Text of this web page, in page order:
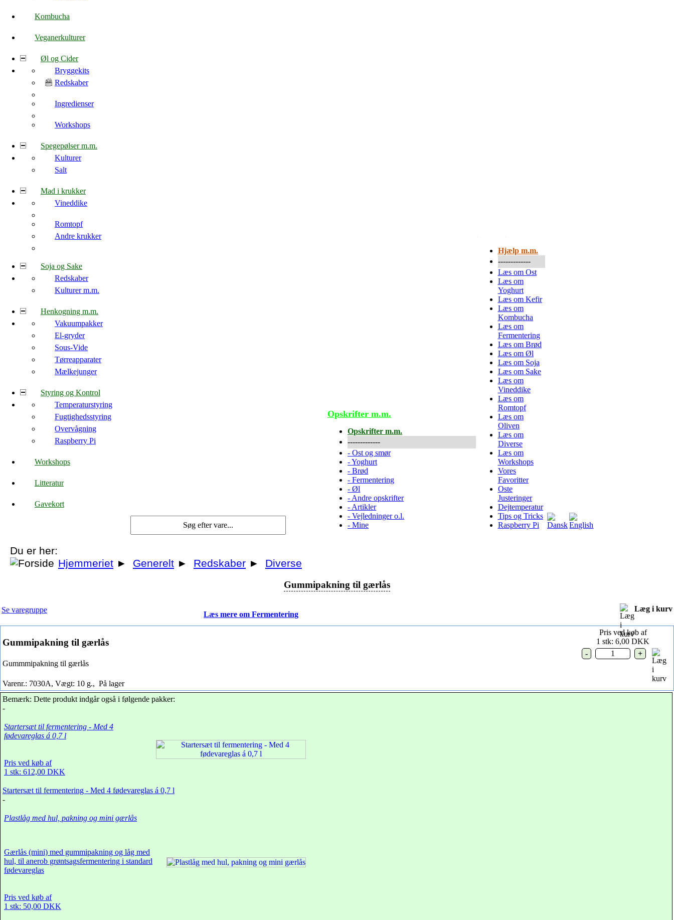
Kombucha
Veganerkulturer
Øl og Cider
Bryggekits
Redskaber
Ingredienser
Workshops
Spegepølser m.m.
Kulturer
Salt
Mad i krukker
Vineddike
Romtopf
Andre krukker
Soja og Sake
Redskaber
Kulturer m.m.
Henkogning m.m.
Vakuumpakker
El-gryder
Sous-Vide
Tørreapparater
Mælkejunger
Styring og Kontrol
Temperaturstyring
Fugtighedsstyring
Overvågning
Raspberry Pi
Workshops
Litteratur
Gavekort
Opskrifter m.m.
Opskrifter m.m.
-------------
-Ost og smør
-Yoghurt
-Brød
-Fermentering
-Øl
- Andre opskrifter
- Artikler
-Vejledninger o.l.
-Mine
Hjælp m.m.
-------------
Læs om Ost
Læs om
Yoghurt
Læs om Kefir
Læs om
Kombucha
Læs om
Fermentering
Læs om Brød
Læs om Øl
Læs om Soja
Læs om Sake
Læs om
Vineddike
Læs om
Romtopf
Læs om
Oliven
Læs om
Diverse
Læs om
Workshops
Vores
Favoritter
Oste
Justeringer
Dejtemperatur
Tips og Tricks
Raspberry Pi
Du er her:
Hjemmeriet ► Generelt ► Redskaber ► Diverse
Gummipakning til gærlås
Se varegruppe
Læs mere om Fermentering
Læg i kurv
Gummipakning til gærlås
Gummmipakning til gærlås
Varenr.: 7030A, Vægt: 10 g., På lager
Pris ved køb af
1 stk: 6,00 DKK
Bemærk: Dette produkt indgår også i følgende pakker:
-
Startersæt til fermentering - Med 4
fødevareglas á 0,7 l
Pris ved køb af
1 stk: 612,00 DKK
Startersæt til fermentering - Med 4 fødevareglas á 0,7 l
-
Plastlåg med hul, pakning og mini gærlås
Gærlås (mini) med gummipakning og låg med
hul, til anerob grøntsagsfermentering i standard
fødevareglas
Pris ved køb af
1 stk: 50,00 DKK